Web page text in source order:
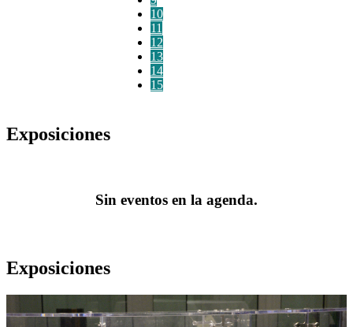
10
11
12
13
14
15
Exposiciones
Sin eventos en la agenda.
Exposiciones